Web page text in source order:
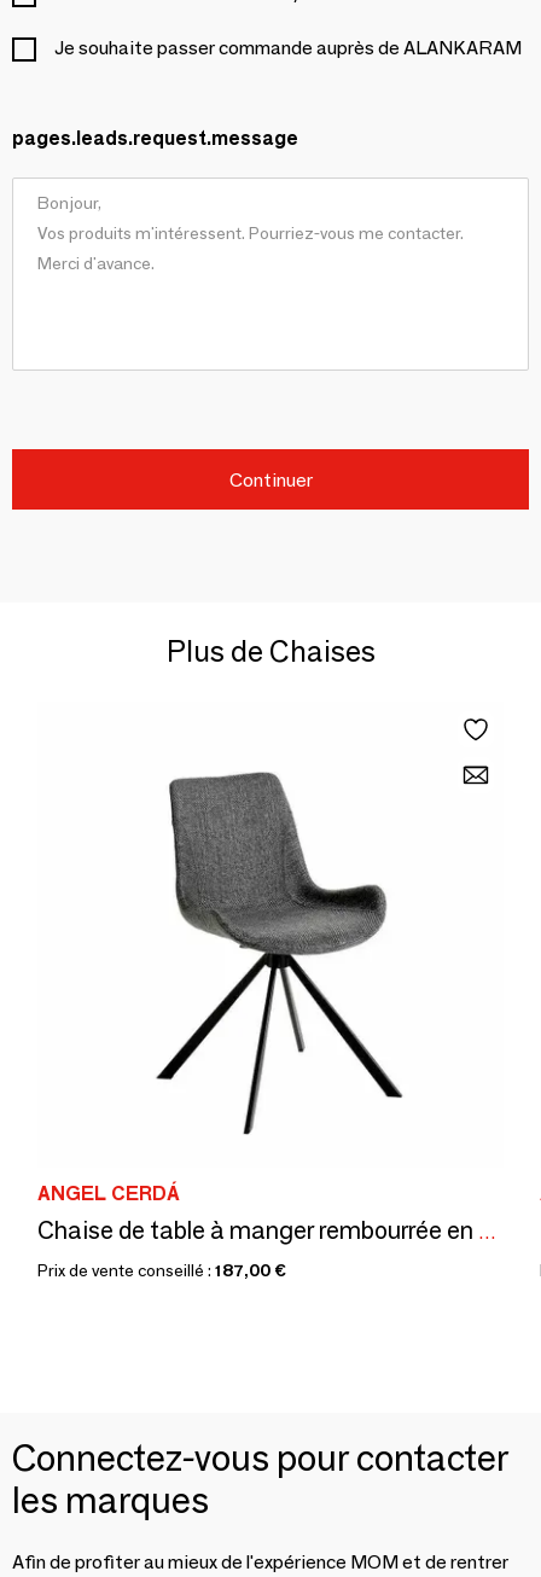
Je souhaite passer commande auprès de ALANKARAM
pages.leads.request.message
Continuer
Plus de Chaises
ANGEL CERDÁ
Chaise de table à manger rembourrée en tissu gris
Prix de vente conseillé : 187,00 €
Connectez-vous pour contacter
les marques
Afin de profiter au mieux de l'expérience MOM et de rentrer